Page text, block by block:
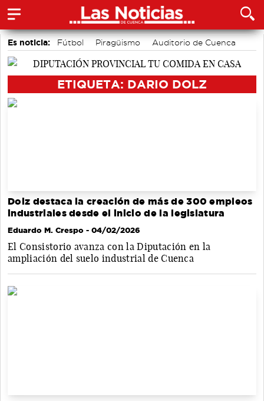
Es noticia: Fútbol Piragüismo
Auditorio de Cuenca
Área de Deportes
ETIQUETA: DARIO DOLZ
Dolz destaca la creación de más de 300 empleos
industriales desde el inicio de la legislatura
Eduardo M. Crespo - 04/02/2026
El Consistorio avanza con la Diputación en la
ampliación del suelo industrial de Cuenca